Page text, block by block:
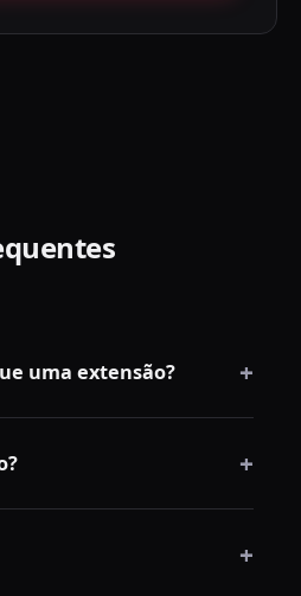
uma extensão? +
confortável.
+
clareza.
+